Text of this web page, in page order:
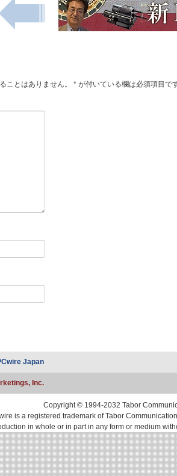
ことはありません。 *が付いている欄は必須項目で
Japan
Inc.
Copyright © 1994-2032 Tabor
is a registered trademark of Tabor
in whole or in part in any form or medium